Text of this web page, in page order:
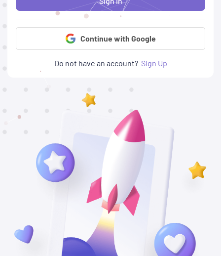
Continue with Google
Do not have an account? Sign Up